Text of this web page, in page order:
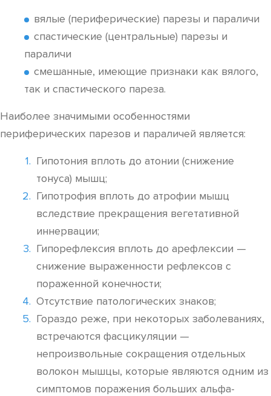
вялые (периферические) парезы и параличи
спастические (центральные) парезы и
параличи
смешанные, имеющие признаки как вялого,
так и спастического пареза.
Наиболее значимыми особенностями
периферических парезов и параличей является:
Гипотония вплоть до атонии (снижение
тонуса) мышц;
Гипотрофия вплоть до атрофии мышц
вследствие прекращения вегетативной
иннервации;
Гипорефлексия вплоть до арефлексии —
снижение выраженности рефлексов с
пораженной конечности;
Отсутствие патологических знаков;
Гораздо реже, при некоторых заболеваниях,
встречаются фасцикуляции —
непроизвольные сокращения отдельных
волокон мышцы, которые являются одним из
симптомов поражения больших альфа-